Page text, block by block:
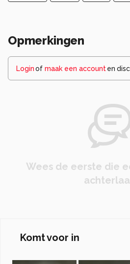
Opmerkingen
Loginof maak een account en
Wees de eerste die
Komt voor in